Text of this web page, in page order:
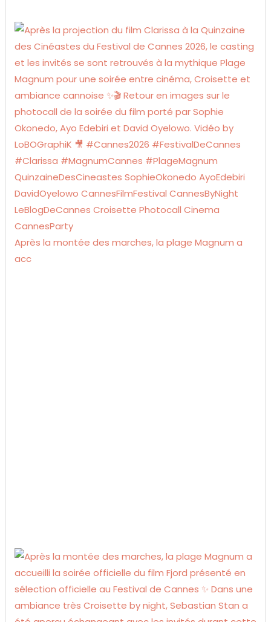
Après la montée des marches, la plage Magnum a
acc